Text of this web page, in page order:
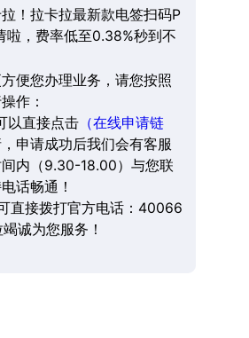
！拉卡拉最新款电签扫码P
啦，费率低至0.38%秒到不
便您办理业务，请您按照
作：
以直接点击（在线申请链
申请成功后我们会有客服
间内（9.30-18.00）与您联
话畅通！
直接拨打官方电话：40066
诚为您服务！